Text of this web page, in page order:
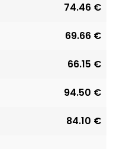
74.46 €
69.66 €
66.15 €
94.50 €
84.10 €